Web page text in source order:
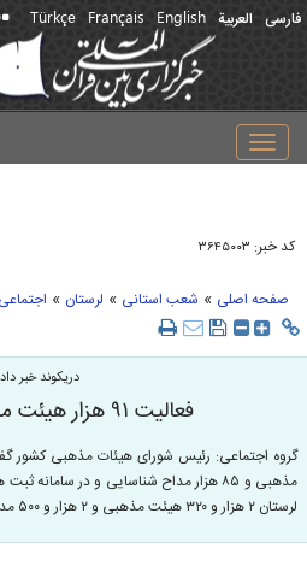
فارسی العربیة English
Français
Türkçe
Toggle
navigation
کد خبر: ۳۶۴۵۰۰۳
صفحه اصلی » شعب استانی » لرستان » اجتماعی
دریکوند خبر
فعالیت ۹۱ هزار هیئت مذهبی در کشور
مذهبی و ۸۵ هزار مداح شناسایی و در
لرستان ۲ هزار و ۳۲۰ هیئت مذهبی و ۲ هزار و ۵۰۰ مداح است.